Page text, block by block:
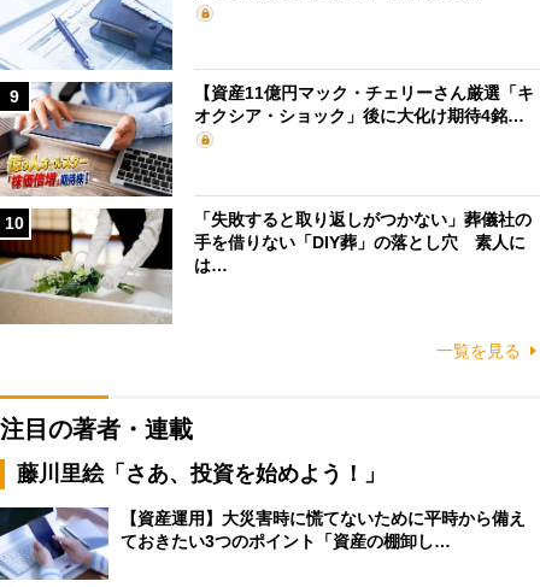
9
【資産11億円マック・チェリーさん厳選「キ
オクシア・ショック」後に大化け期待4銘…
10
「失敗すると取り返しがつかない」葬儀社の
手を借りない「DIY葬」の落とし穴 素人に
は…
一覧を見る
注目の著者・連載
藤川里絵「さあ、投資を始めよう！」
【資産運用】大災害時に慌てないために平時から備え
ておきたい3つのポイント「資産の棚卸し…